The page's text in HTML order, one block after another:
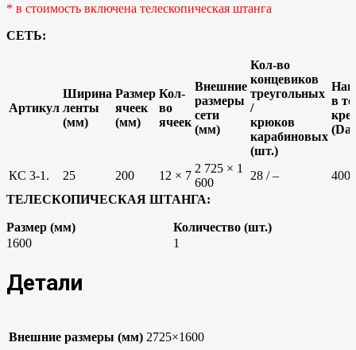
* в стоимость включена телескопическая штанга
СЕТЬ:
Артикул
Ширина
ленты
(мм)
Размер
ячеек
(мм)
Кол-
во
ячеек
Внешние
размеры
сети
(мм)
Кол-во
концевиков
треугольных
/
крюков
карабиновых
(шт.)
в
КС 3-1. 25 200 12 × 7
2 725 × 1
600
28 / –
400
ТЕЛЕСКОПИЧЕСКАЯ ШТАНГА:
Размер (мм)
Количество (шт.)
1600
1
Детали
Внешние размеры (мм) 2725×1600